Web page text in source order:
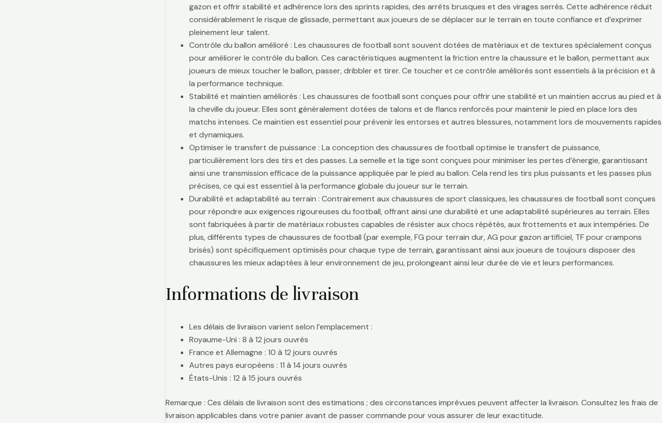
gazon et offrir stabilité et adhérence lors des sprints rapides, des arrêts brusques et des virages serrés. Cette adhérence réduit
considérablement le risque de glissade, permettant aux joueurs de se déplacer sur le terrain en toute confiance et d’exprimer
pleinement leur talent.
Contrôle du ballon amélioré : Les chaussures de football sont souvent dotées de matériaux et de textures spécialement conçus
pour améliorer le contrôle du ballon. Ces caractéristiques augmentent la friction entre la chaussure et le ballon, permettant aux
joueurs de mieux toucher le ballon, passer, dribbler et tirer. Ce toucher et ce contrôle améliorés sont essentiels à la précision et à
la performance technique.
Stabilité et maintien améliorés : Les chaussures de football sont conçues pour offrir une stabilité et un maintien accrus au pied et à
la cheville du joueur. Elles sont généralement dotées de talons et de flancs renforcés pour maintenir le pied en place lors des
matchs intenses. Ce maintien est essentiel pour prévenir les entorses et autres blessures, notamment lors de mouvements rapides
et dynamiques.
Optimiser le transfert de puissance : La conception des chaussures de football optimise le transfert de puissance,
particulièrement lors des tirs et des passes. La semelle et la tige sont conçues pour minimiser les pertes d’énergie, garantissant
ainsi une transmission efficace de la puissance appliquée par le pied au ballon. Cela rend les tirs plus puissants et les passes plus
précises, ce qui est essentiel à la performance globale du joueur sur le terrain.
Durabilité et adaptabilité au terrain : Contrairement aux chaussures de sport classiques, les chaussures de football sont conçues
pour répondre aux exigences rigoureuses du football, offrant ainsi une durabilité et une adaptabilité supérieures au terrain. Elles
sont fabriquées à partir de matériaux robustes capables de résister aux chocs répétés, aux frottements et aux intempéries. De
plus, différents types de chaussures de football (par exemple, FG pour terrain dur, AG pour gazon artificiel, TF pour crampons
brisés) sont spécifiquement optimisés pour chaque type de terrain, garantissant ainsi aux joueurs de toujours disposer des
chaussures les mieux adaptées à leur environnement de jeu, prolongeant ainsi leur durée de vie et leurs performances.
Informations de livraison
Les délais de livraison varient selon l’emplacement :
Royaume-Uni : 8 à 12 jours ouvrés
France et Allemagne : 10 à 12 jours ouvrés
Autres pays européens : 11 à 14 jours ouvrés
États-Unis : 12 à 15 jours ouvrés
Remarque : Ces délais de livraison sont des estimations ; des circonstances imprévues peuvent affecter la livraison. Consultez les frais de
livraison applicables dans votre panier avant de passer commande pour vous assurer de leur exactitude.